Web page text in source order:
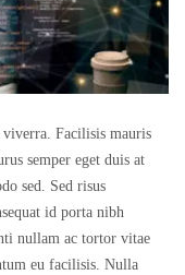
Facilisis mauris
semper eget duis at
sed. Sed risus
id porta nibh
nullam ac tortor vitae
eu facilisis. Nulla